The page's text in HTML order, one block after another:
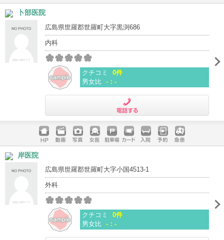
ホームペ
ージ
動画 写真 女医 駐車場
クレジッ
入院 予約 急患
卜部医院
広島県世羅郡世羅町大字黒渕686
内科
クチコミ
0件
男女比 -：-
ホームペ
動画 写真 女医 駐車場
クレジッ
入院 予約 急患
岸医院
広島県世羅郡世羅町大字小国4513-1
外科
クチコミ
0件
男女比 -：-